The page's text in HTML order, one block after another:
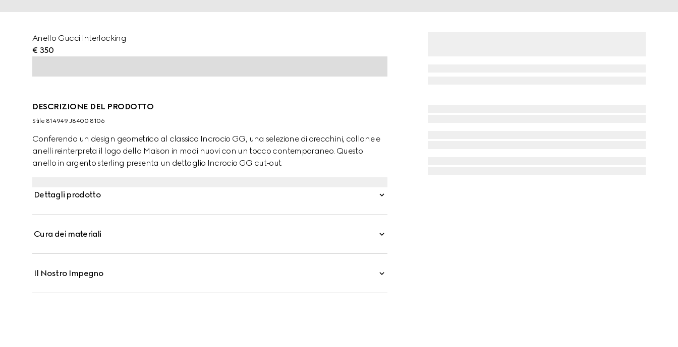
Anello Gucci Interlocking
€ 350
DESCRIZIONE DEL PRODOTTO
Stile ‎814949 J8400 8106
Conferendo un design geometrico al classico Incrocio GG, una selezione di orecchini, collane e
anelli reinterpreta il logo della Maison in modi nuovi con un tocco contemporaneo. Questo
anello in argento sterling presenta un dettaglio Incrocio GG cut-out.
Dettagli prodotto
Cura dei materiali
Il Nostro Impegno